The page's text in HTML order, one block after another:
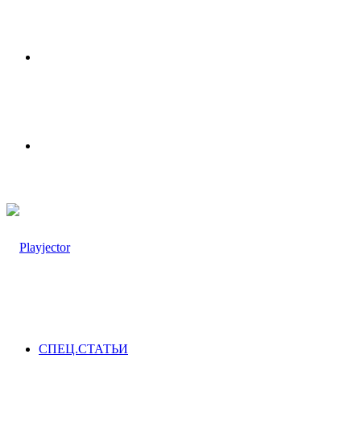
СПЕЦ.СТАТЬИ